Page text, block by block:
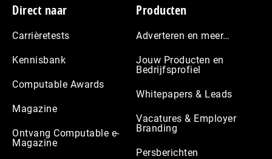
Footer
Direct naar
Carrièretests
Kennisbank
Computable Awards
Magazine
Ontvang Computable e-
Magazine
Producten
Adverteren en meer…
Jouw Producten en
Bedrijfsprofiel
Whitepapers & Leads
Vacatures & Employer
Branding
Persberichten